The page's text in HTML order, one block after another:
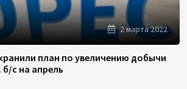
2 марта 2022
план по увеличению добычи
с на апрель